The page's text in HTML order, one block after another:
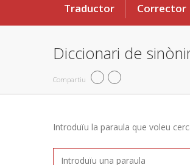
Traductor Corrector
Diccionari de
Compartiu
Introduïu la paraula que voleu